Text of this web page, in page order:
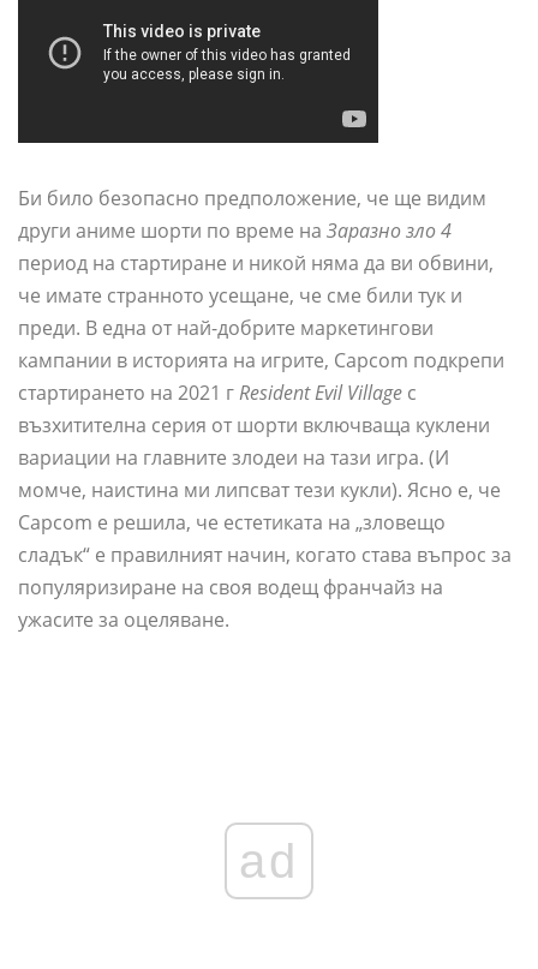
Би било безопасно предположение, че ще видим
други аниме шорти по време на Заразно зло 4
период на стартиране и никой няма да ви обвини,
че имате странното усещане, че сме били тук и
преди. В една от най-добрите маркетингови
кампании в историята на игрите, Capcom подкрепи
стартирането на 2021 гResident Evil Village с
възхитителна серия от шорти включваща куклени
вариации на главните злодеи на тази игра. (И
момче, наистина ми липсват тези кукли). Ясно е, че
Capcom е решила, че естетиката на „зловещо
сладък“ е правилният начин, когато става въпрос за
популяризиране на своя водещ франчайз на
ужасите за оцеляване.
ad